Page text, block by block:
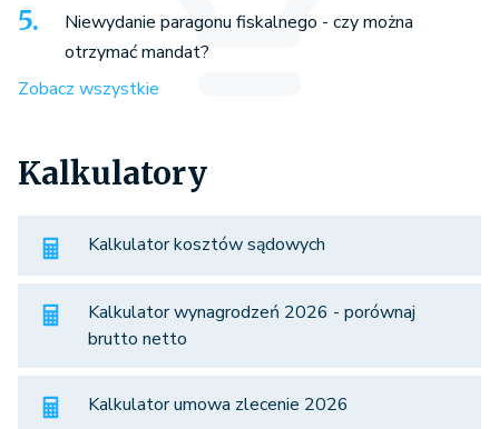
Niewydanie paragonu fiskalnego - czy można
otrzymać mandat?
Zobacz wszystkie
Kalkulatory
Kalkulator kosztów sądowych
Kalkulator wynagrodzeń 2026 - porównaj
brutto netto
Kalkulator umowa zlecenie 2026